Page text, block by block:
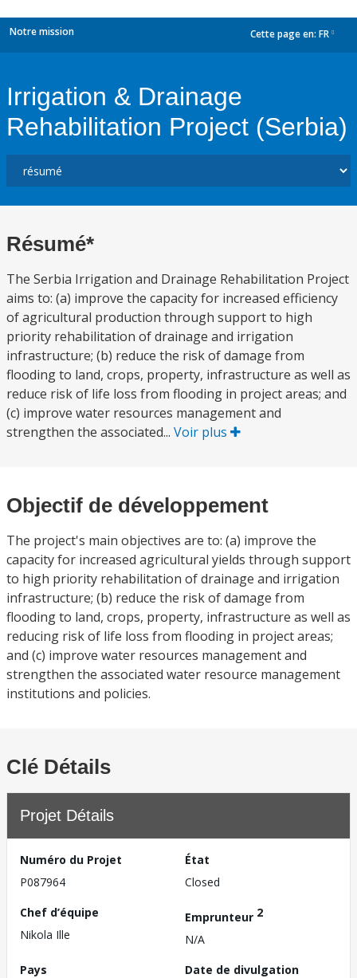
Notre mission Cette page en: FR
Irrigation & Drainage
Rehabilitation Project (Serbia)
Résumé*
The Serbia Irrigation and Drainage Rehabilitation Project
aims to: (a) improve the capacity for increased efficiency
of agricultural production through support to high
priority rehabilitation of drainage and irrigation
infrastructure; (b) reduce the risk of damage from
flooding to land, crops, property, infrastructure as well as
reduce risk of life loss from flooding in project areas; and
(c) improve water resources management and
strengthen the associated... Voir plus
Objectif de développement
The project's main objectives are to: (a) improve the
capacity for increased agricultural yields through support
to high priority rehabilitation of drainage and irrigation
infrastructure; (b) reduce the risk of damage from
flooding to land, crops, property, infrastructure as well as
reducing risk of life loss from flooding in project areas;
and (c) improve water resources management and
strengthen the associated water resource management
institutions and policies.
Clé Détails
Projet Détails
Numéro du Projet
P087964
État
Closed
Chef d’équipe
Nikola Ille
Emprunteur 2
N/A
Pays
Date de divulgation